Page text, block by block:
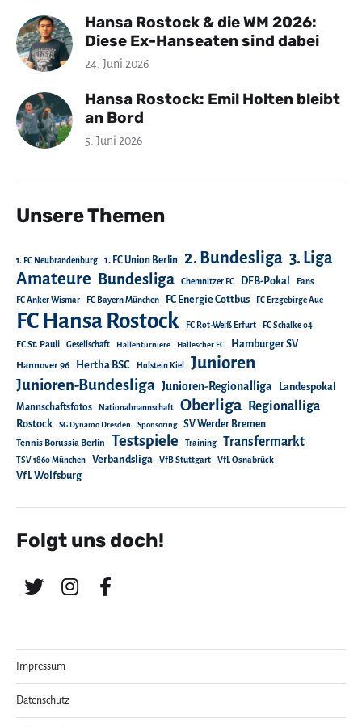
Hansa Rostock & die WM 2026:
Diese Ex-Hanseaten sind dabei
24. Juni 2026
Hansa Rostock: Emil Holten bleibt
an Bord
5. Juni 2026
Unsere Themen
1. FC Neubrandenburg 1. FC Union Berlin 2. Bundesliga 3. Liga
Amateure Bundesliga Chemnitzer FC DFB-Pokal Fans
FC Anker Wismar FC Bayern München FC Energie Cottbus FC Erzgebirge Aue
FC Hansa Rostock FC Rot-Weiß Erfurt FC Schalke 04
FC St. Pauli Gesellschaft Hallenturniere Hallescher FC Hamburger SV
Hannover 96 Hertha BSC Holstein Kiel Junioren
Junioren-Bundesliga Junioren-Regionalliga
Landespokal
Mannschaftsfotos
Nationalmannschaft Oberliga Regionalliga
Rostock SG Dynamo Dresden Sponsoring SV Werder Bremen
Tennis Borussia Berlin Testspiele Training Transfermarkt
TSV 1860 München Verbandsliga VfB Stuttgart VfL Osnabrück
VfL Wolfsburg
Folgt uns doch!
Impressum
Datenschutz